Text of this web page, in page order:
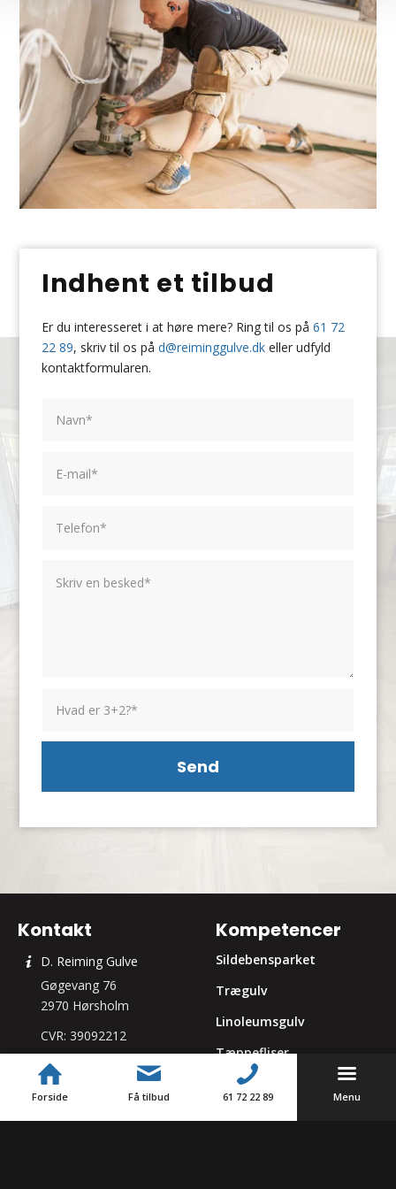
Indhent et tilbud
Er du interesseret i at høre mere? Ring til os på61 72
22 89, skriv til os påd@reiminggulve.dk eller udfyld
kontaktformularen.
Kontakt
D. Reiming Gulve
Gøgevang 76
2970 Hørsholm
CVR: 39092212
61 72 22 89
Send mail
Kompetencer
Sildebensparket
Trægulv
Linoleumsgulv
Tæppefliser
Vinyl og LVT
Forside Få tilbud 61 72 22 89 Menu